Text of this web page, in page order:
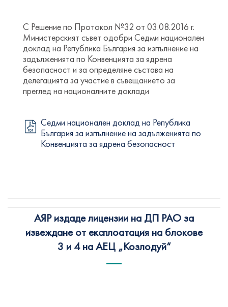
С Решение по Протокол №32 от 03.08.2016 г.
Министерският съвет одобри Седми национален
доклад на Република България за изпълнение на
задълженията по Конвенцията за ядрена
безопасност и за определяне състава на
делегацията за участие в съвещанието за
преглед на националните доклади
Седми национален доклад на Република
България за изпълнение на задълженията по
Конвенцията за ядрена безопасност
АЯР издаде лицензии на ДП РАО за
извеждане от експлоатация на блокове
3 и 4 на АЕЦ „Козлодуй“